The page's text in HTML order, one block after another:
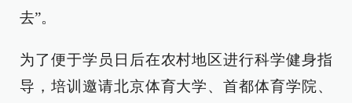
去”。
为了便于学员 日后在农村地区进行科学健身指
导 ， 培训 邀请北京体育大学、首都体育学院、